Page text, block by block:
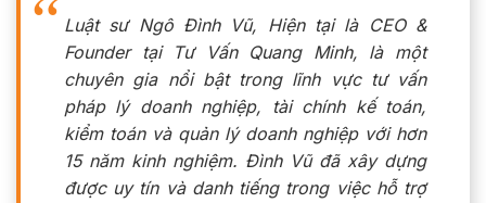
Luật sư Ngô Đình Vũ, Hiện tại là CEO &
Founder tại Tư Vấn Quang Minh, là một
chuyên gia nổi bật trong lĩnh vực tư vấn
pháp lý doanh nghiệp, tài chính kế toán,
kiểm toán và quản lý doanh nghiệp với hơn
15 năm kinh nghiệm. Đình Vũ đã xây dựng
được uy tín và danh tiếng trong việc hỗ trợ